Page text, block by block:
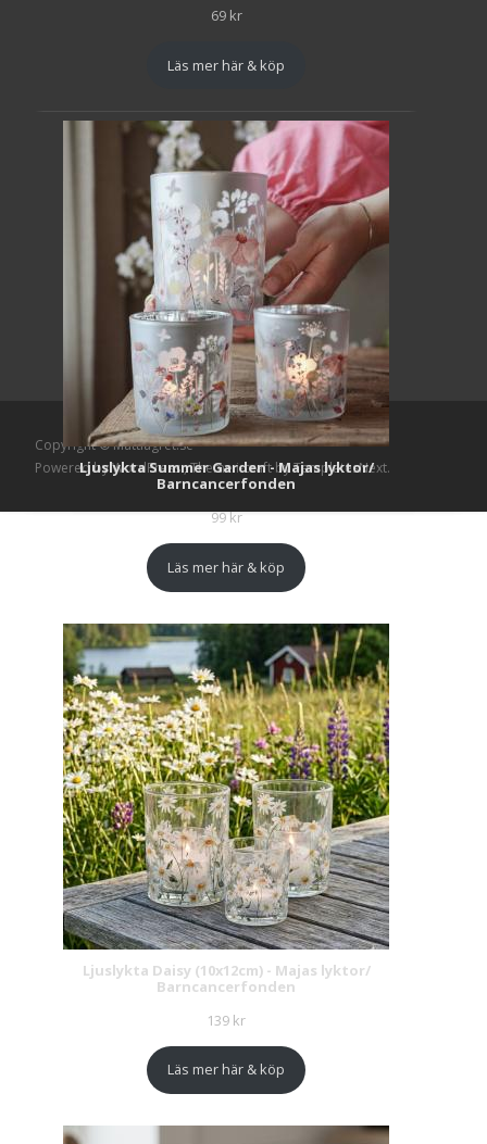
69 kr
Läs mer här & köp
Ljuslykta Summer Garden - Majas lyktor/
Barncancerfonden
99kr
Läs mer här & köp
Ljuslykta Daisy (10x12cm) - Majas lyktor/
Barncancerfonden
139 kr
Läs mer här & köp
Copyright © Mattlagret.se
Powered by WordPress, Themei-craftby TemplatesNext.